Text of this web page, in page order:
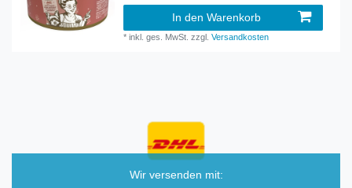
In den Warenkorb
*inkl. ges. MwSt. zzgl.Versandkosten
Wir versenden mit: